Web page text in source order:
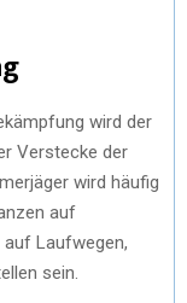
wird der
Verstecke der
wird häufig
auf
auf Laufwegen,
sein.